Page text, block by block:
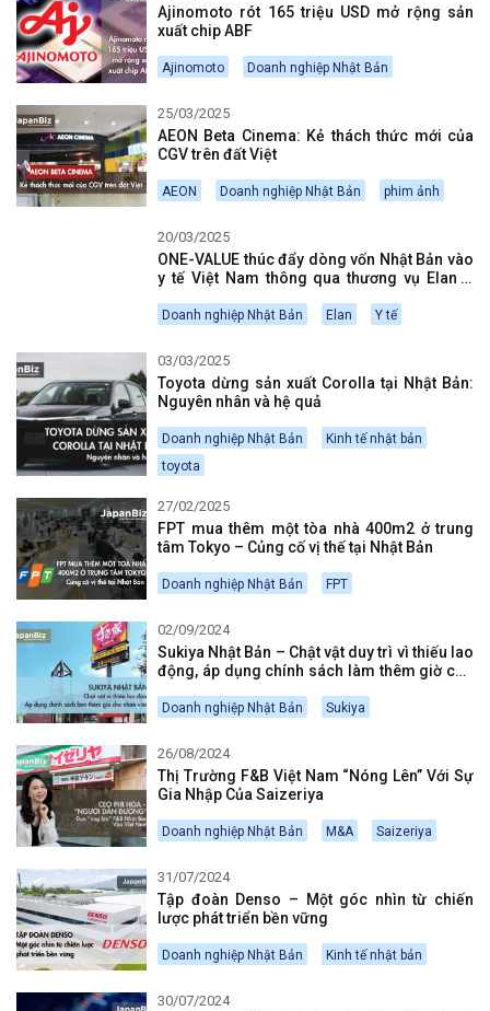
Ajinomoto rót 165 triệu USD mở rộng sản
xuất chip ABF
Ajinomoto Doanh nghiệp Nhật Bản
25/03/2025
AEON Beta Cinema: Kẻ thách thức mới của
CGV trên đất Việt
AEON Doanh nghiệp Nhật Bản phim ảnh
20/03/2025
ONE-VALUE thúc đẩy dòng vốn Nhật Bản vào
y tế Việt Nam thông qua thương vụ Elan –
Doanh nghiệp Nhật Bản Elan Y tế
03/03/2025
Toyota dừng sản xuất Corolla tại Nhật Bản:
Nguyên nhân và hệ quả
Doanh nghiệp Nhật Bản
Kinh tế nhật bản
toyota
27/02/2025
FPT mua thêm một tòa nhà 400m2 ở trung
tâm Tokyo – Củng cố vị thế tại Nhật Bản
Doanh nghiệp Nhật Bản FPT
02/09/2024
Sukiya Nhật Bản – Chật vật duy trì vì thiếu lao
động, áp dụng chính sách làm thêm giờ cho
Doanh nghiệp Nhật Bản Sukiya
26/08/2024
Thị Trường F&B Việt Nam “Nóng Lên” Với Sự
Gia Nhập Của Saizeriya
Doanh nghiệp Nhật Bản M&A Saizeriya
31/07/2024
Tập đoàn Denso – Một góc nhìn từ chiến
lược phát triển bền vững
Doanh nghiệp Nhật Bản Kinh tế nhật bản
30/07/2024